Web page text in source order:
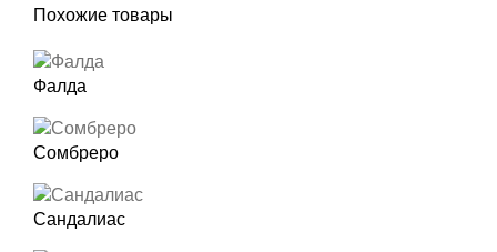
Похожие товары
Фалда
Сомбреро
Сандалиас